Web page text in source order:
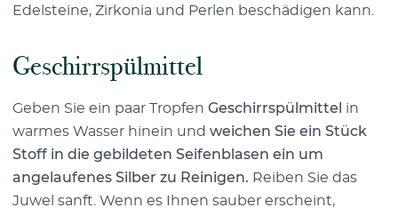
Edelsteine, Zirkonia und Perlen beschädigen kann.
Geschirrspülmittel
Geben Sie ein paar Tropfen Geschirrspülmittel
in
warmes Wasser hinein und weichen Sie ein Stück
Stoff in die gebildeten Seifenblasen ein um
angelaufenes Silber zu Reinigen. Reiben Sie das
Juwel sanft. Wenn es Ihnen sauber erscheint,